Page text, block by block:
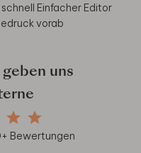
Einfacher Editor
vorab
uns
+ Bewertungen